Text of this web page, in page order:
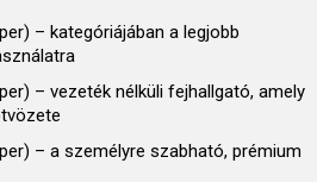
– kategóriájában a legjobb
– vezeték nélküli fejhallgató, amely
– a személyre szabható, prémium